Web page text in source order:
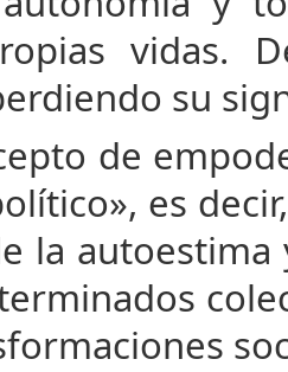
vidas.
su
de
es
la